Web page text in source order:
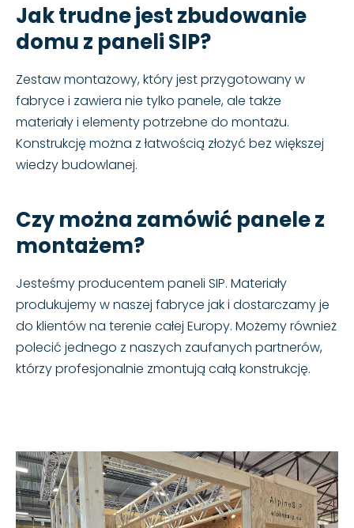
Jak trudne jest zbudowanie
domu z paneli SIP?
Zestaw montażowy, który jest przygotowany w
fabryce i zawiera nie tylko panele, ale także
materiały i elementy potrzebne do montażu.
Konstrukcję można z łatwością złożyć bez większej
wiedzy budowlanej.
Czy można zamówić panele z
montażem?
Jesteśmy producentem paneli SIP. Materiały
produkujemy w naszej fabryce jak i dostarczamy je
do klientów na terenie całej Europy. Możemy również
polecić jednego z naszych zaufanych partnerów,
którzy profesjonalnie zmontują całą konstrukcję.